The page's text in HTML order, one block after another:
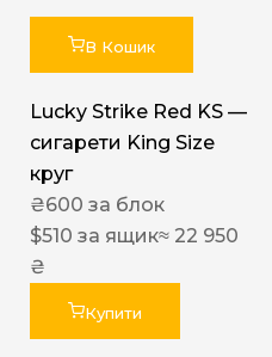
В Кошик
Lucky Strike Red KS —
сигарети King Size
круг
₴600 за блок
$510 за ящик≈ 22 950
₴
Купити